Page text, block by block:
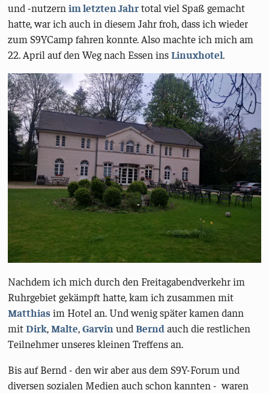
und -nutzernim letzten Jahrtotal viel Spaß gemacht
hatte, war ich auch in diesem Jahr froh, dass ich wieder
zum S9YCamp fahren konnte. Also machte ich mich am
22. April auf den Weg nach Essen insLinuxhotel.
Nachdem ich mich durch den Freitagabendverkehr im
Ruhrgebiet gekämpft hatte, kam ich zusammen mit
Matthiasim Hotel an. Und wenig später kamen dann
mitDirk,Malte,Garvin undBernd auch die restlichen
Teilnehmer unseres kleinen Treffens an.
Bis auf Bernd - den wir aber aus dem S9Y-Forum und
diversen sozialen Medien auch schon kannten - waren